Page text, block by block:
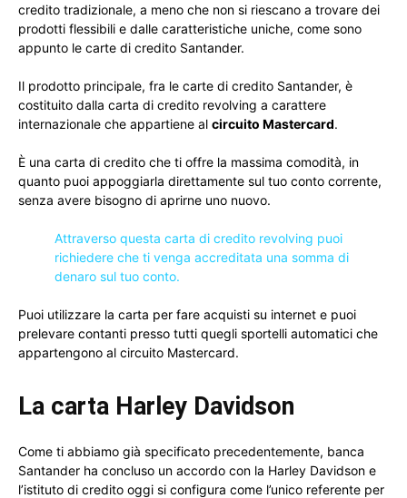
credito tradizionale, a meno che non si riescano a trovare dei
prodotti flessibili e dalle caratteristiche uniche, come sono
appunto le carte di credito Santander.
Il prodotto principale, fra le carte di credito Santander, è
costituito dalla carta di credito revolving a carattere
internazionale che appartiene al circuito Mastercard.
È una carta di credito che ti offre la massima comodità, in
quanto puoi appoggiarla direttamente sul tuo conto corrente,
senza avere bisogno di aprirne uno nuovo.
Attraverso questa carta di credito revolving puoi
richiedere che ti venga accreditata una somma di
denaro sul tuo conto.
Puoi utilizzare la carta per fare acquisti su internet e puoi
prelevare contanti presso tutti quegli sportelli automatici che
appartengono al circuito Mastercard.
La carta Harley Davidson
Come ti abbiamo già specificato precedentemente, banca
Santander ha concluso un accordo con la Harley Davidson e
l’istituto di credito oggi si configura come l’unico referente per